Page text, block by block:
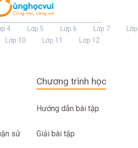
4 Lớp 5 Lớp 6 Lớp 7
Lớp
Lớp 10 Lớp 11 Lớp 12
sử
Chương trình học
Hướng dẫn bài tập
Giải bài tập